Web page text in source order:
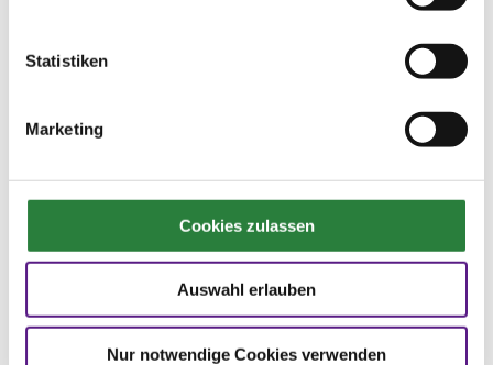
Statistiken
Marketing
Cookies zulassen
Auswahl erlauben
Nur notwendige Cookies verwenden
Disziplin
SOS
Preisgeld
LKL/Art
26.05.2024
(v)
2. Dressurreiter-WB (DRW1) DRE